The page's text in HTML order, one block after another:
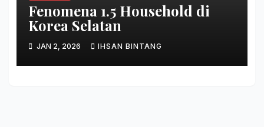
Fenomena 1.5 Household di
Korea Selatan
JAN 2, 2026 IHSAN BINTANG